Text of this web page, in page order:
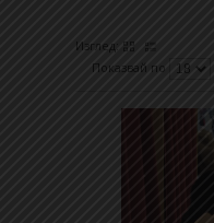
Изглед:
Показвай по